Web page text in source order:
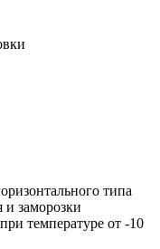
типа
и заморозки
температуре от -10